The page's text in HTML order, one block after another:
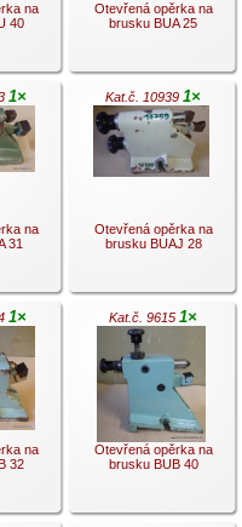
na
40
Otevřená opěrka na
brusku BUA 25
1×
na
31
Kat.č. 10939 1×
Otevřená opěrka na
brusku BUAJ 28
1×
na
32
Kat.č. 9615 1×
Otevřená opěrka na
brusku BUB 40